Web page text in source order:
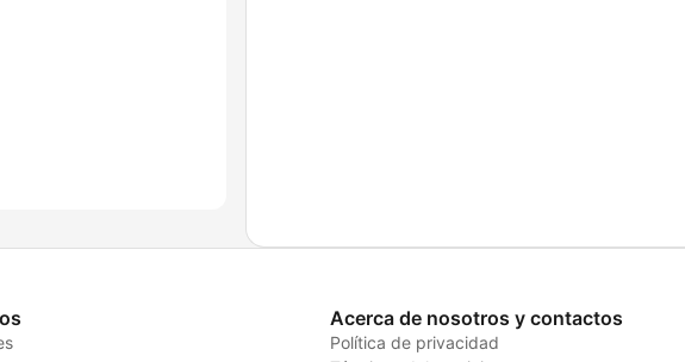
Acerca de nosotros y contactos
Política de privacidad